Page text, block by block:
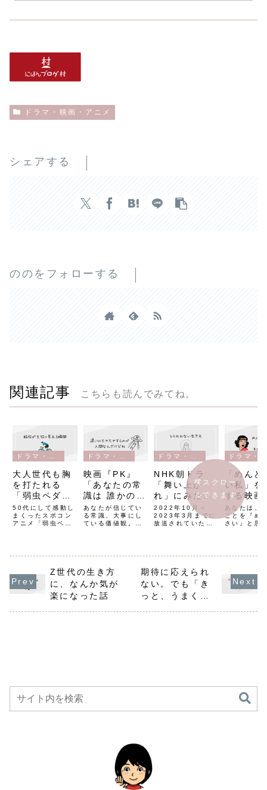
ドラマ・映画・アニメ
シェアする
ののをフォローする
関連記事 こちらも読んでみてね。
大人世代も胸
を打たれる
「弱虫ペダ
ル」脇役にこ
そ光が宿る感
動アニメ
50代にして感動し
まくったスポコン
アニメ「弱虫ペダ
かけでしたが、さ
われるとは思いも
しませんでした。
見始めると止まら
なくって、いつし
か登場人物たちの
映画『PK』
「あなたの常
識は 誰かの非
常識」違いを
笑い飛ばす力
をくれる物語
あなたが信じてい
る常識、大事にし
ている価値観。
ないい」と頭では
現実では自分と違
う言動や価値観に
モヤモヤしたり、
ガッカリしたり。
つい「普通はこう
NHK朝ドラ
「舞い上が
れ」にみた
「自分を生き
る」世界
2022年10月～
2023年3月までに
放送されていた
ょうか？いろんな
したが、この「舞
い上がれ」は久々
に心動いたドラマ
でしたね～。この
番組の酷評もネッ
「めん
い私」を
する映画
『生きて
けで、愛
あなたは、
ことを『め
さい』と思
んだり、や
想の自分と
ギャップに
み、『どう
横スクロー
ルできます
Z世代の生き方
に、なんか気が
楽になった話
期待に応えられ
ない。でも「き
っと、うまくい